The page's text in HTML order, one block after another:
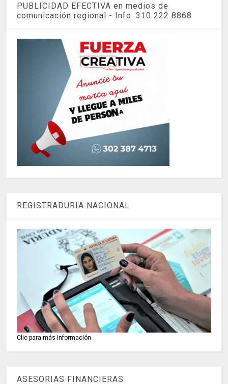
PUBLICIDAD EFECTIVA en medios de
comunicación regional - Info: 310 222 8868
REGISTRADURIA NACIONAL
Clic para más información
ASESORIAS FINANCIERAS